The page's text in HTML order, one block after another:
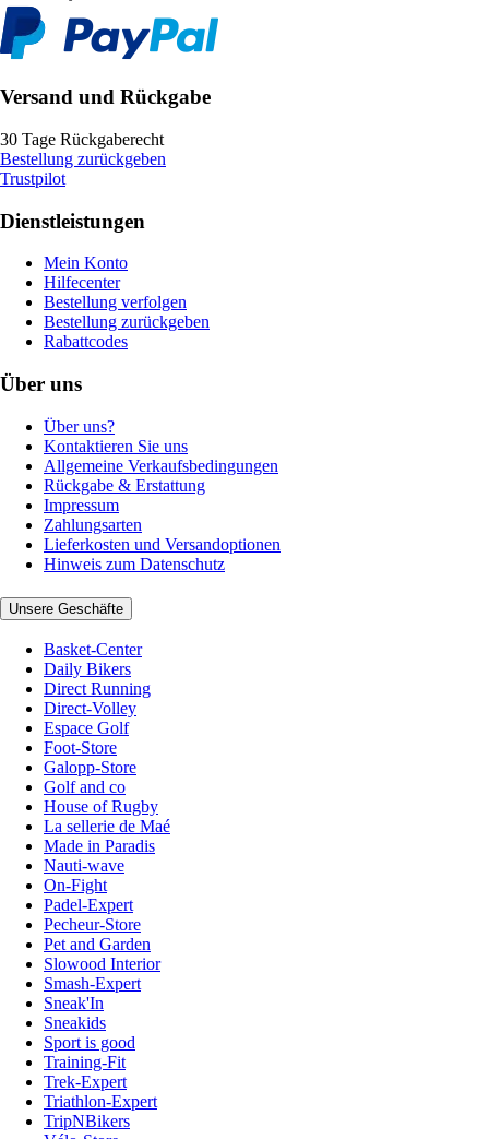
Versand und Rückgabe
30 Tage Rückgaberecht
Bestellung zurückgeben
Trustpilot
Dienstleistungen
Mein Konto
Hilfecenter
Bestellung verfolgen
Bestellung zurückgeben
Rabattcodes
Über uns
Über uns?
Kontaktieren Sie uns
Allgemeine Verkaufsbedingungen
Rückgabe & Erstattung
Impressum
Zahlungsarten
Lieferkosten und Versandoptionen
Hinweis zum Datenschutz
Unsere Geschäfte
Basket-Center
Daily Bikers
Direct Running
Direct-Volley
Espace Golf
Foot-Store
Galopp-Store
Golf and co
House of Rugby
La sellerie de Maé
Made in Paradis
Nauti-wave
On-Fight
Padel-Expert
Pecheur-Store
Pet and Garden
Slowood Interior
Smash-Expert
Sneak'In
Sneakids
Sport is good
Training-Fit
Trek-Expert
Triathlon-Expert
TripNBikers